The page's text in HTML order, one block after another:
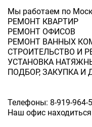
Мы работаем по
РЕМОНТ КВАРТИР
РЕМОНТ ОФИСОВ
РЕМОНТ ВАННЫХ
СТРОИТЕЛЬСТВО И
УСТАНОВКА
ПОДБОР, ЗАКУПКА И
Телефоны: 8-919-964-
Наш офис